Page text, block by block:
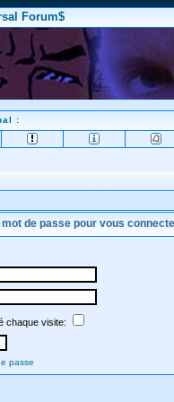
Forum$
:
de passe pour vous
chaque visite:
passe